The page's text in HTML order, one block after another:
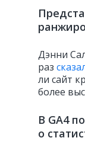
Дэнни
раз
ли сайт
более
В GA4
о